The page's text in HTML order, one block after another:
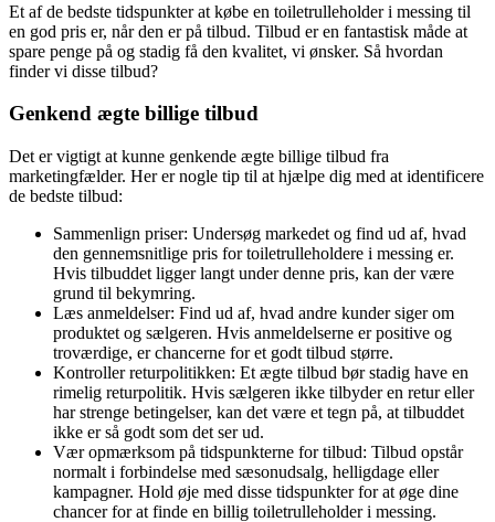
Et af de bedste tidspunkter at købe en toiletrulleholder i messing til
en god pris er, når den er på tilbud. Tilbud er en fantastisk måde at
spare penge på og stadig få den kvalitet, vi ønsker. Så hvordan
finder vi disse tilbud?
Genkend ægte billige tilbud
Det er vigtigt at kunne genkende ægte billige tilbud fra
marketingfælder. Her er nogle tip til at hjælpe dig med at identificere
de bedste tilbud:
Sammenlign priser: Undersøg markedet og find ud af, hvad
den gennemsnitlige pris for toiletrulleholdere i messing er.
Hvis tilbuddet ligger langt under denne pris, kan der være
grund til bekymring.
Læs anmeldelser: Find ud af, hvad andre kunder siger om
produktet og sælgeren. Hvis anmeldelserne er positive og
troværdige, er chancerne for et godt tilbud større.
Kontroller returpolitikken: Et ægte tilbud bør stadig have en
rimelig returpolitik. Hvis sælgeren ikke tilbyder en retur eller
har strenge betingelser, kan det være et tegn på, at tilbuddet
ikke er så godt som det ser ud.
Vær opmærksom på tidspunkterne for tilbud: Tilbud opstår
normalt i forbindelse med sæsonudsalg, helligdage eller
kampagner. Hold øje med disse tidspunkter for at øge dine
chancer for at finde en billig toiletrulleholder i messing.